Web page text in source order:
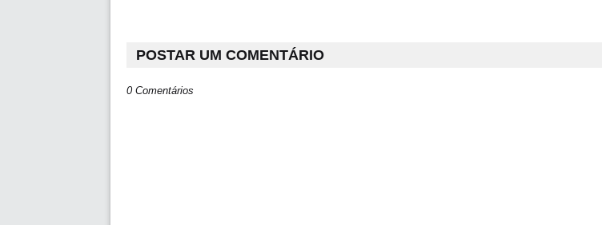
POSTAR UM COMENTÁRIO
0 Comentários